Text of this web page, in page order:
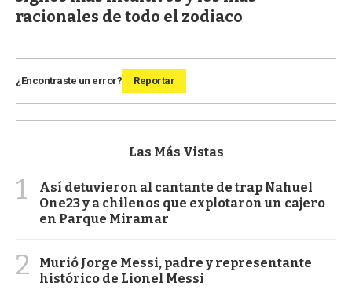
racionales de todo el zodiaco
¿Encontraste un error? Reportar
Las Más Vistas
1
Así detuvieron al cantante de trap Nahuel
One23 y a chilenos que explotaron un cajero
en Parque Miramar
2
Murió Jorge Messi, padre y representante
histórico de Lionel Messi